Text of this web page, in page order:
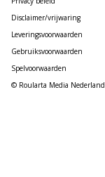
Disclaimer/vrijwaring
Leveringsvoorwaarden
Gebruiksvoorwaarden
Spelvoorwaarden
© Roularta Media Nederland